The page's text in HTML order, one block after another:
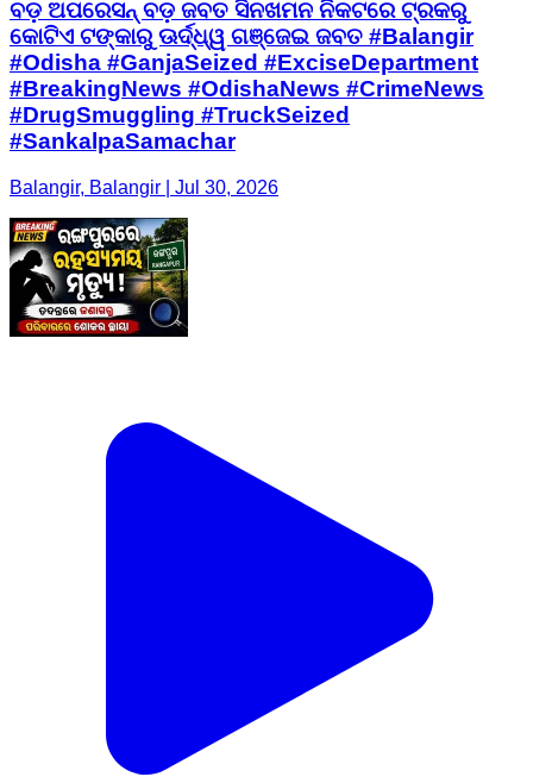
ବଡ଼ ଅପରେସନ୍ ବଡ଼ ଜବତ ସିନଖମନ ନିକଟରେ ଟ୍ରକରୁ
କୋଟିଏ ଟଙ୍କାରୁ ଊର୍ଦ୍ଧ୍ୱ ଗଞ୍ଜେଇ ଜବତ #Balangir
#Odisha #GanjaSeized #ExciseDepartment
#BreakingNews #OdishaNews #CrimeNews
#DrugSmuggling #TruckSeized
#SankalpaSamachar
Balangir, Balangir | Jul 30, 2026